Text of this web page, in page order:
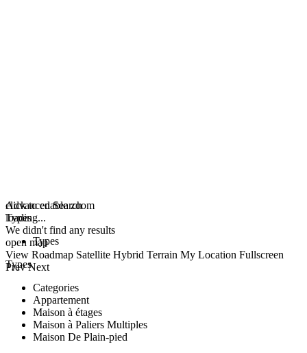
click to enable zoom
loading...
We didn't find any results
open map
View Roadmap Satellite Hybrid Terrain My Location Fullscreen
Prev Next
Advanced Search
Types
Types
Types
Categories
Appartement
Maison à étages
Maison à Paliers Multiples
Maison De Plain-pied